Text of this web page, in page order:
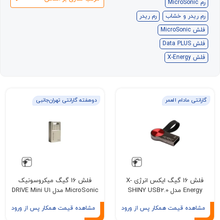
و خشاب رم ریدر
العمر
فلش 16 گیگ ایکس انرژی X-
قیمت همکار پس از ورود
دوهفته گارانتی تهران‌جانبی
فلش 16 گیگ میکروسونیک
MicroSonic مدل DRIVE Mini U1
مشاهده قیمت همکار پس از ورود